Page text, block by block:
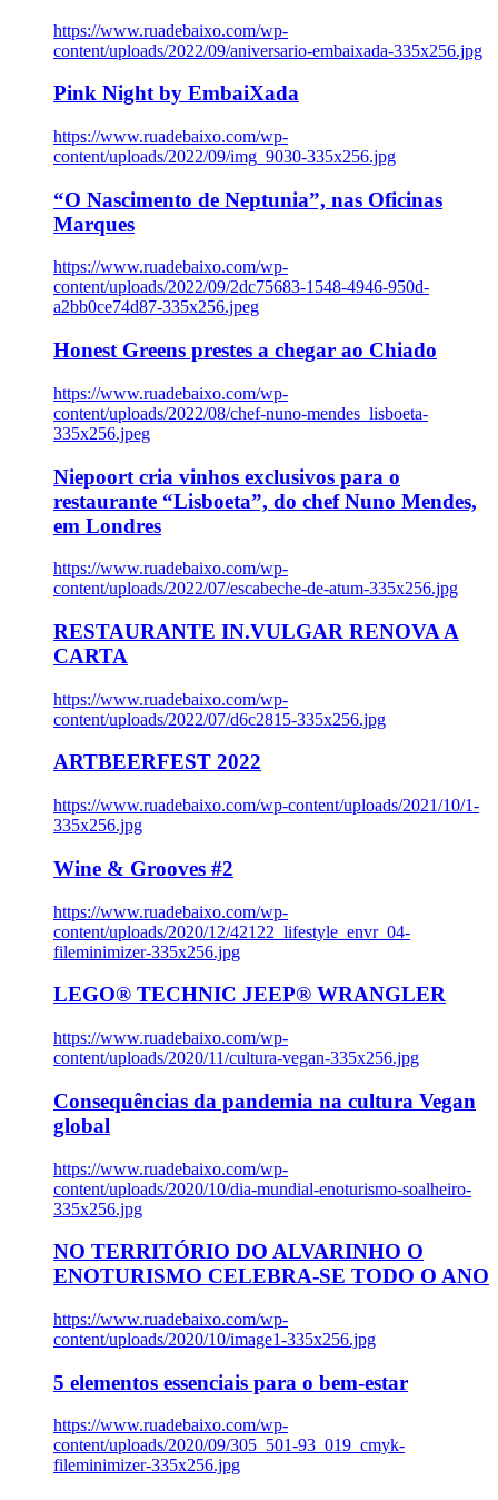
https://www.ruadebaixo.com/wp-
content/uploads/2022/09/aniversario-embaixada-335x256.jpg
Pink Night by EmbaiXada
https://www.ruadebaixo.com/wp-
content/uploads/2022/09/img_9030-335x256.jpg
“O Nascimento de Neptunia”, nas Oficinas
Marques
https://www.ruadebaixo.com/wp-
content/uploads/2022/09/2dc75683-1548-4946-950d-
a2bb0ce74d87-335x256.jpeg
Honest Greens prestes a chegar ao Chiado
https://www.ruadebaixo.com/wp-
content/uploads/2022/08/chef-nuno-mendes_lisboeta-
335x256.jpeg
Niepoort cria vinhos exclusivos para o
restaurante “Lisboeta”, do chef Nuno Mendes,
em Londres
https://www.ruadebaixo.com/wp-
content/uploads/2022/07/escabeche-de-atum-335x256.jpg
RESTAURANTE IN.VULGAR RENOVA A
CARTA
https://www.ruadebaixo.com/wp-
content/uploads/2022/07/d6c2815-335x256.jpg
ARTBEERFEST 2022
https://www.ruadebaixo.com/wp-content/uploads/2021/10/1-
335x256.jpg
Wine & Grooves #2
https://www.ruadebaixo.com/wp-
content/uploads/2020/12/42122_lifestyle_envr_04-
fileminimizer-335x256.jpg
LEGO® TECHNIC JEEP® WRANGLER
https://www.ruadebaixo.com/wp-
content/uploads/2020/11/cultura-vegan-335x256.jpg
Consequências da pandemia na cultura Vegan
global
https://www.ruadebaixo.com/wp-
content/uploads/2020/10/dia-mundial-enoturismo-soalheiro-
335x256.jpg
NO TERRITÓRIO DO ALVARINHO O
ENOTURISMO CELEBRA-SE TODO O ANO
https://www.ruadebaixo.com/wp-
content/uploads/2020/10/image1-335x256.jpg
5 elementos essenciais para o bem-estar
https://www.ruadebaixo.com/wp-
content/uploads/2020/09/305_501-93_019_cmyk-
fileminimizer-335x256.jpg